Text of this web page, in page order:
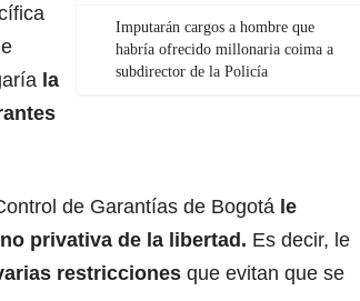
Imputarán cargos a hombre que
habría ofrecido millonaria coima a
subdirector de la Policía
la
de Garantías de Bogotá le
no privativa de la libertad. Es decir, le
restricciones que evitan que se